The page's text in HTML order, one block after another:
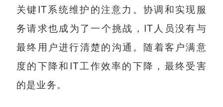
关键IT系统维护的注意力。协调和实现服
务请求也成为了一个挑战，IT人员没有与
最终用户进行清楚的沟通。随着客户满意
度的下降和IT工作效率的下降，最终受害
的是业务。